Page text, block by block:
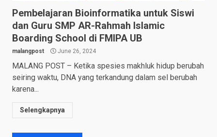
Pembelajaran Bioinformatika untuk Siswi
dan Guru SMP AR-Rahmah Islamic
Boarding School di FMIPA UB
malangpost June 26, 2024
MALANG POST – Ketika spesies makhluk hidup berubah
seiring waktu, DNA yang terkandung dalam sel berubah
karena...
Selengkapnya